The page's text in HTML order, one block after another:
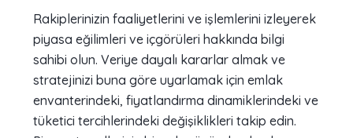
Rakiplerinizin faaliyetlerini ve işlemlerini izleyerek
piyasa eğilimleri ve içgörüleri hakkında bilgi
sahibi olun. Veriye dayalı kararlar almak ve
stratejinizi buna göre uyarlamak için emlak
envanterindeki, fiyatlandırma dinamiklerindeki ve
tüketici tercihlerindeki değişiklikleri takip edin.